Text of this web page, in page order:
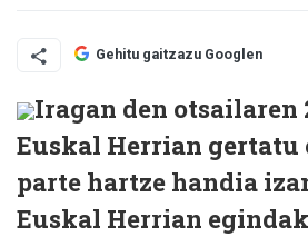
Gehitu gaitzazu Googlen
Iragan den otsailaren
Euskal Herrian gertatu
parte hartze handia
Euskal Herrian